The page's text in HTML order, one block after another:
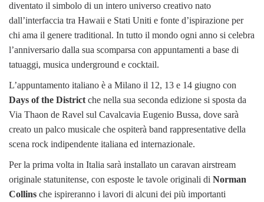
diventato il simbolo di un intero universo creativo nato
dall’interfaccia tra Hawaii e Stati Uniti e fonte d’ispirazione per
chi ama il genere traditional. In tutto il mondo ogni anno si celebra
l’anniversario dalla sua scomparsa con appuntamenti a base di
tatuaggi, musica underground e cocktail.
L’appuntamento italiano è a Milano il 12, 13 e 14 giugno con
Days of the District che nella sua seconda edizione si sposta da
Via Thaon de Ravel sul Cavalcavia Eugenio Bussa, dove sarà
creato un palco musicale che ospiterà band rappresentative della
scena rock indipendente italiana ed internazionale.
Per la prima volta in Italia sarà installato un caravan airstream
originale statunitense, con esposte le tavole originali di Norman
Collins che ispireranno i lavori di alcuni dei più importanti